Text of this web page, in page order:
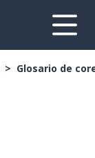
Glosario de